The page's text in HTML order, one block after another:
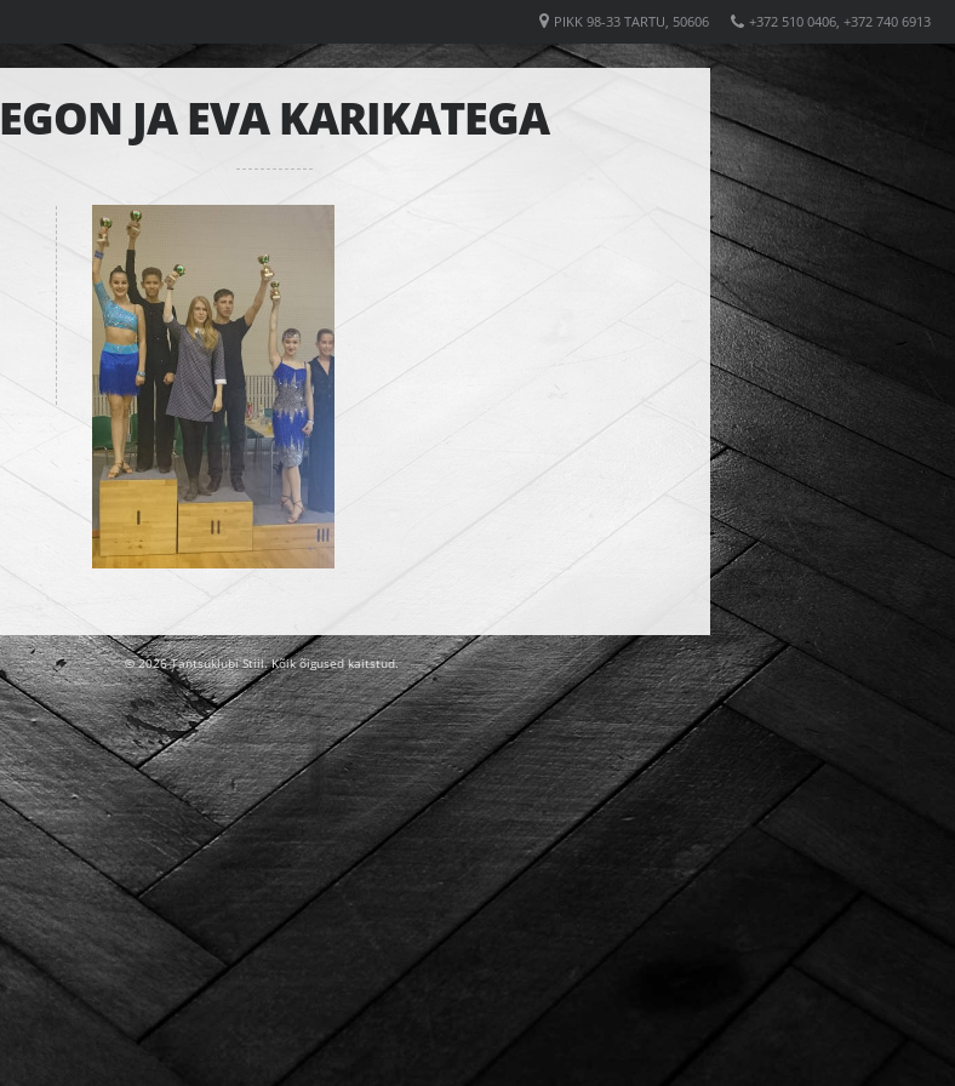
+372 510 0406, +372 740 6913
PIKK 98-33 TARTU, 50606
EGON JA EVA KARIKATEGA
© 2026 Tantsuklubi Stiil. Kõik õigused kaitstud.